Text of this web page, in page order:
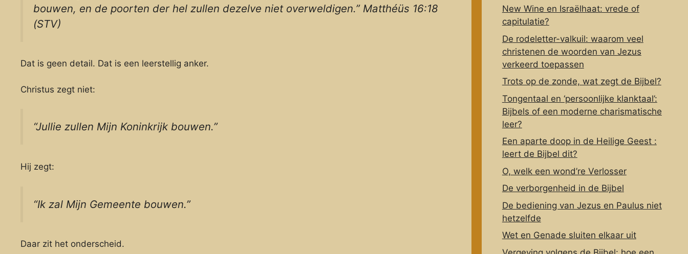
bouwen, en de poorten der hel zullen dezelve niet overweldigen.” Matthéüs 16:18
(STV)
Dat is geen detail. Dat is een leerstellig anker.
Christus zegt niet:
“Jullie zullen Mijn Koninkrijk bouwen.”
Hij zegt:
“Ik zal Mijn Gemeente bouwen.”
Daar zit het onderscheid.
New Wine en Israëlhaat: vrede of
capitulatie?
De rodeletter-valkuil: waarom veel
christenen de woorden van Jezus
verkeerd toepassen
Trots op de zonde, wat zegt de Bijbel?
Tongentaal en ‘persoonlijke klanktaal’:
Bijbels of een moderne charismatische
leer?
Een aparte doop in de Heilige Geest :
leert de Bijbel dit?
O, welk een wond’re Verlosser
De verborgenheid in de Bijbel
De bediening van Jezus en Paulus niet
hetzelfde
Wet en Genade sluiten elkaar uit